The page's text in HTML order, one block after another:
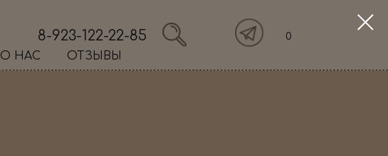
0
8-923-122-22-85
О НАС ОТЗЫВЫ